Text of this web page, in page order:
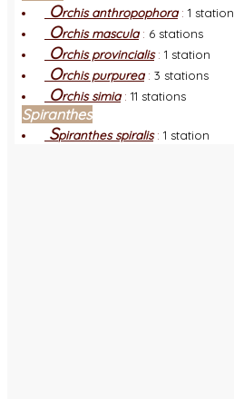
Orchis anthropophora: 1 station
Orchis mascula: 6 stations
Orchis provincialis: 1 station
Orchis purpurea: 3 stations
Orchis simia: 11 stations
Spiranthes
Spiranthes spiralis: 1 station